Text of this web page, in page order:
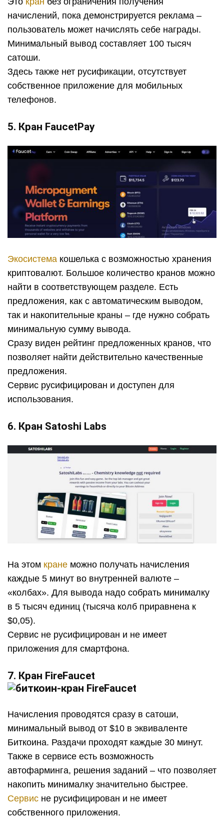
начислений, пока демонстрируется реклама –
пользователь может начислять себе награды.
Минимальный вывод составляет 100 тысяч
сатоши.
Здесь также нет русификации, отсутствует
собственное приложение для мобильных
телефонов.
5. Кран FaucetPay
Экосистема кошелька с возможностью хранения
криптовалют. Большое количество кранов можно
найти в соответствующем разделе. Есть
предложения, как с автоматическим выводом,
так и накопительные краны – где нужно собрать
минимальную сумму вывода.
Сразу виден рейтинг предложенных кранов, что
позволяет найти действительно качественные
предложения.
Сервис русифицирован и доступен для
использования.
6. Кран Satoshi Labs
На этом кране можно получать начисления
каждые 5 минут во внутренней валюте –
«колбах». Для вывода надо собрать минималку
в 5 тысяч единиц (тысяча колб приравнена к
$0,05).
Сервис не русифицирован и не имеет
приложения для смартфона.
7. Кран FireFaucet
Начисления проводятся сразу в сатоши,
минимальный вывод от $10 в эквиваленте
Биткоина. Раздачи проходят каждые 30 минут.
Также в сервисе есть возможность
автофарминга, решения заданий – что позволяет
накопить минималку значительно быстрее.
Сервис не русифицирован и не имеет
собственного приложения.